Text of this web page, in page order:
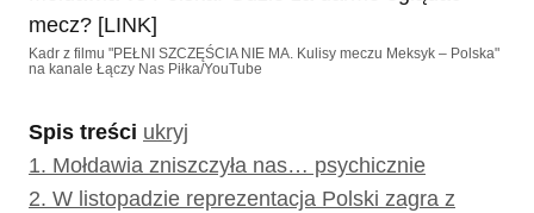
Kadr z filmu "PEŁNI SZCZĘŚCIA NIE MA. Kulisy meczu Meksyk – Polska"
na kanale Łączy Nas Piłka/YouTube
Spis treści ukryj
1. Mołdawia zniszczyła nas… psychicznie
2. W listopadzie reprezentacja Polski zagra z